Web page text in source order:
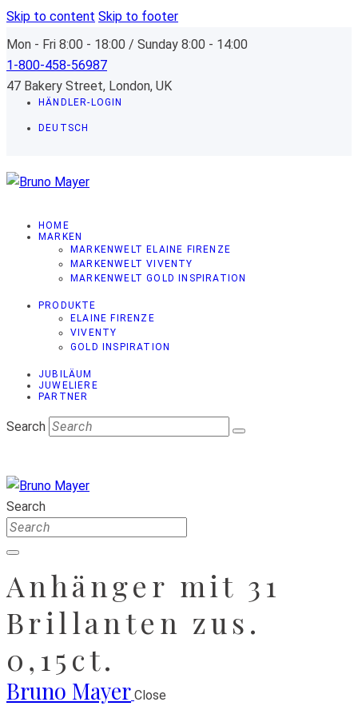
Skip to content Skip to footer
Mon - Fri 8:00 - 18:00 / Sunday 8:00 - 14:00
1-800-458-56987
47 Bakery Street, London, UK
HÄNDLER-LOGIN
DEUTSCH
HOME
MARKEN
MARKENWELT ELAINE FIRENZE
MARKENWELT VIVENTY
MARKENWELT GOLD INSPIRATION
PRODUKTE
ELAINE FIRENZE
VIVENTY
GOLD INSPIRATION
JUBILÄUM
JUWELIERE
PARTNER
Search
Search
Anhänger mit 31
Brillanten zus.
0,15ct.
Bruno Mayer Close